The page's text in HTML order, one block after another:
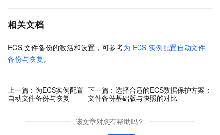
相关文档
ECS 文件备份的激活和设置，可参考为 ECS 实例配置自动文件
备份与恢复。
上一篇： 为ECS实例配置
自动文件备份与恢复
下一篇：选择合适的ECS数据保护方案：
文件备份基础版与快照的对比
该文章对您有帮助吗？